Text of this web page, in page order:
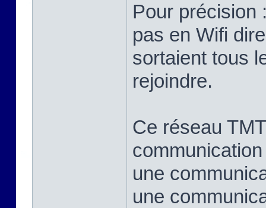
Pour précision
pas en Wifi
sortaient tous
rejoindre.
Ce réseau
une
une